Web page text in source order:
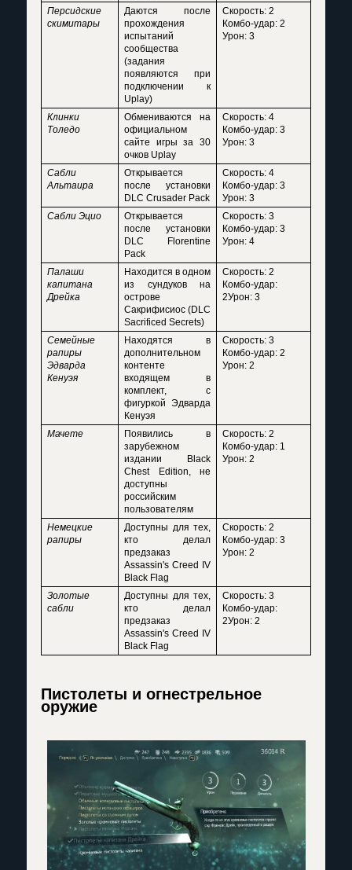
Персидские
скимитары
Даются после
прохождения
испытаний
сообщества
(задания
появляются при
подключении к
Uplay)
Скорость: 2
Комбо-удар: 2
Урон: 3
Клинки
Толедо
Обмениваются на
официальном
сайте игры за 30
очков Uplay
Скорость: 4
Комбо-удар: 3
Урон: 3
Сабли
Альтаира
Открывается
после установки
DLC Crusader Pack
Скорость: 4
Комбо-удар: 3
Урон: 3
Сабли Эцио
Открывается
после установки
DLC Florentine
Pack
Скорость: 3
Комбо-удар: 3
Урон: 4
Палаши
капитана
Дрейка
Находится в одном
из сундуков на
острове
Сакрифисиос (DLC
Sacrificed Secrets)
Скорость: 2
Комбо-удар:
2Урон: 3
Семейные
рапиры
Эдварда
Кенуэя
Находятся в
дополнительном
контенте
входящем в
комплект, с
фигуркой Эдварда
Кенуэя
Скорость: 3
Комбо-удар: 2
Урон: 2
Мачете
Появились в
зарубежном
издании Black
Chest Edition, не
доступны
российским
пользователям
Скорость: 2
Комбо-удар: 1
Урон: 2
Немецкие
рапиры
Доступны для тех,
кто делал
предзаказ
Assassin's Creed IV
Black Flag
Скорость: 2
Комбо-удар: 3
Урон: 2
Золотые
сабли
Доступны для тех,
кто делал
предзаказ
Assassin's Creed IV
Black Flag
Скорость: 3
Комбо-удар:
2Урон: 2
Пистолеты и огнестрельное
оружие